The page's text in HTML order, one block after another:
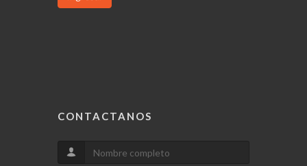
CONTACTANOS